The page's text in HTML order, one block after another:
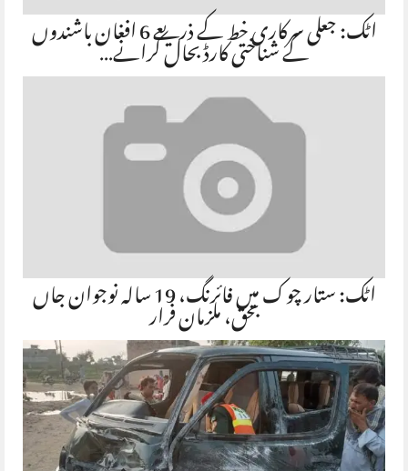
اٹک: جعلی سرکاری خط کے ذریعے 6 افغان باشندوںکے شناختی کارڈ بحال کرانے…
اٹک: ستار چوک میں فائرنگ، 19 سالہ نوجوان جاںبحق، ملزمان فرار